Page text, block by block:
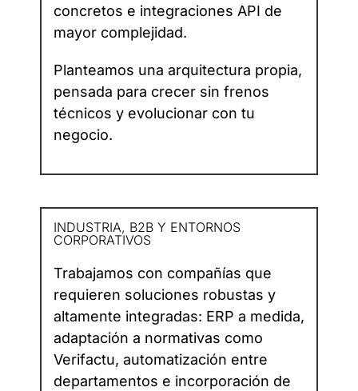
concretos e integraciones API de
mayor complejidad.
Planteamos una arquitectura propia,
pensada para crecer sin frenos
técnicos y evolucionar con tu
negocio.
INDUSTRIA, B2B Y ENTORNOS
CORPORATIVOS
Trabajamos con compañías que
requieren soluciones robustas y
altamente integradas: ERP a medida,
adaptación a normativas como
Verifactu, automatización entre
departamentos e incorporación de